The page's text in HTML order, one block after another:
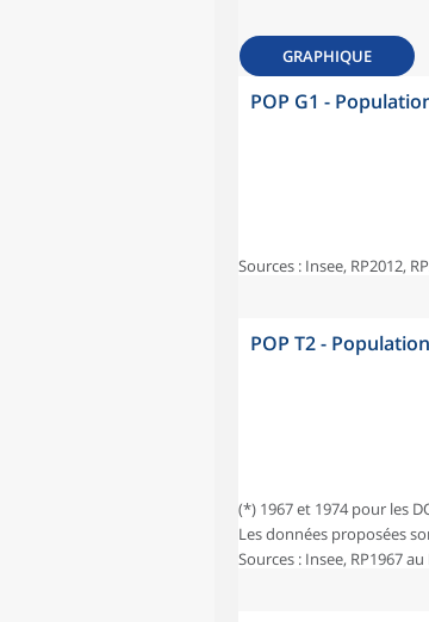
GRAPHIQUE
POP G1 -
Sources : Insee, RP2012,
POP T2 -
(*) 1967 et 1974 pour les
Les données proposées
Sources : Insee, RP1967